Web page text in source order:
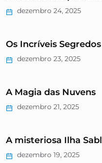
dezembro 24, 2025
Os Incríveis
dezembro 23, 2025
A Magia das Nuvens
dezembro 21, 2025
A misteriosa Ilha
dezembro 19, 2025